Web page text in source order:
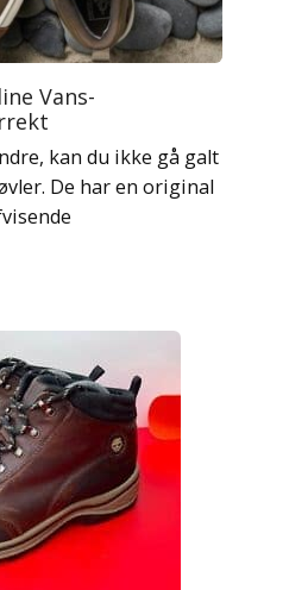
Vans-
kan du ikke gå galt
De har en original